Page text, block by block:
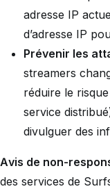
adresse IP
d’adresse IP
Prévenir les
streamers
réduire le
service
divulguer des
Avis de non-
des services de